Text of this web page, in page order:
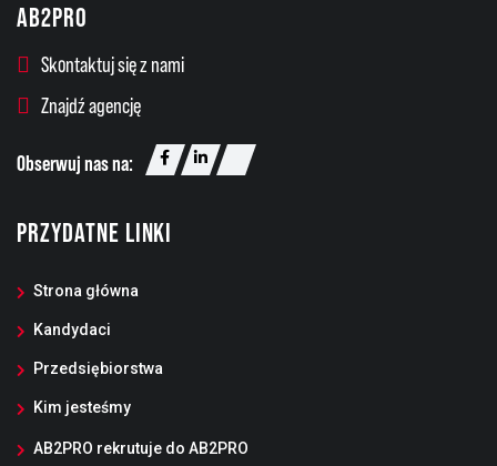
AB2PRO
Skontaktuj się z nami
Znajdź agencję
Obserwuj nas na:
PRZYDATNE LINKI
Strona główna
Kandydaci
Przedsiębiorstwa
Kim jesteśmy
AB2PRO rekrutuje do AB2PRO